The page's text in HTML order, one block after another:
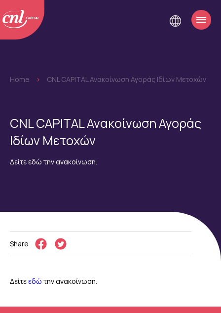
Home > CNL CAPITAL Ανακοίνωση Αγοράς Ιδίων Μετοχών
CNL CAPITAL Ανακοίνωση Αγοράς
Ιδίων Μετοχών
Δείτε εδώ την ανακοίνωση.
Share
Δείτεεδώ την ανακοίνωση.